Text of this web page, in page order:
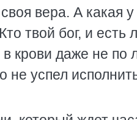
вера. А какая
твой бог, и есть
крови даже не по
успел